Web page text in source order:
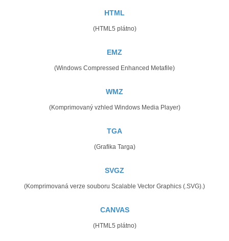
HTML
(HTML5 plátno)
EMZ
(Windows Compressed Enhanced Metafile)
WMZ
(Komprimovaný vzhled Windows Media Player)
TGA
(Grafika Targa)
SVGZ
(Komprimovaná verze souboru Scalable Vector Graphics (.SVG).)
CANVAS
(HTML5 plátno)